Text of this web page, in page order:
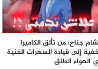
جناح: من تألق الكاميرا
إلى قيادة السهرات الفنية
الهواء الطلق